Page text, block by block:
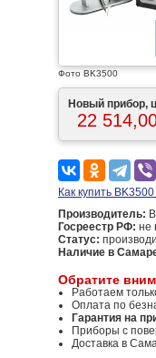
Фото BK3500
Новый прибор,
22
Как купить
Производитель:
Госреестр РФ: не
Статус:
Наличие в
Обратите
Работаем
Оплата по
Гарантия на
Приборы с
Доставка в